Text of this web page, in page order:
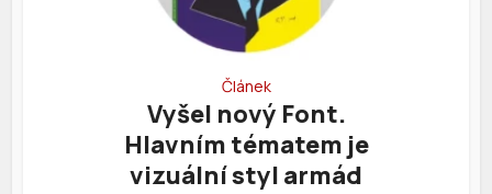
Článek
Vyšel nový Font.
Hlavním tématem je
vizuální styl armád